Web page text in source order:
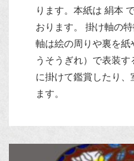
ります。本紙は 絹本
おります。 掛け軸の
軸は絵の周りや裏を紙
うそうぎれ）で表装
に掛けて鑑賞したり、
ます。